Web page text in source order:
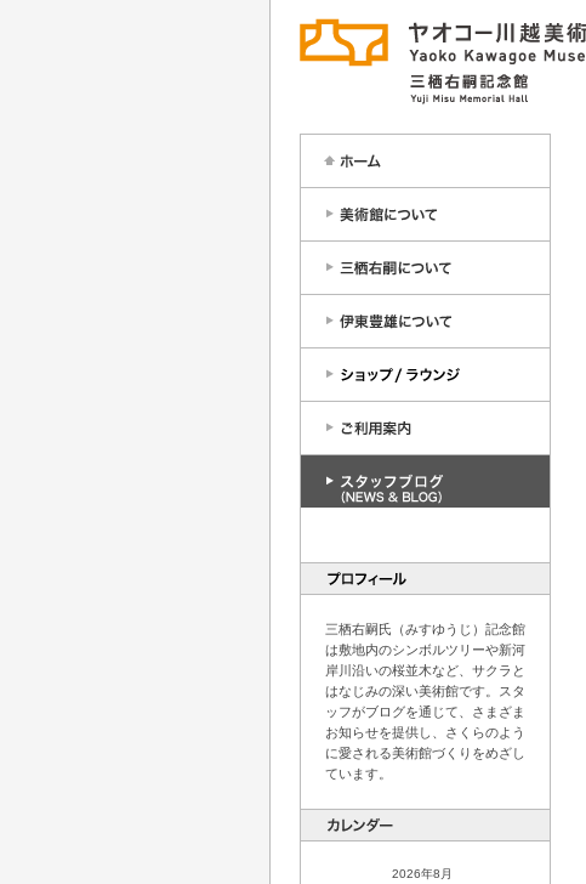
三栖右嗣氏（みすゆうじ）記念館
は敷地内のシンボルツリーや新河
岸川沿いの桜並木など、サクラと
はなじみの深い美術館です。スタ
ッフがブログを通じて、さまざま
お知らせを提供し、さくらのよう
に愛される美術館づくりをめざし
ています。
2026年8月